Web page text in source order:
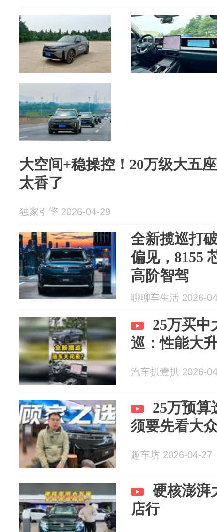
大空间+稳操控！20万级大五
太香了
独家引擎 2026-04-29
全新揽巡打
偏见，8155
高阶智驾
聊聊车生活 2026-
25万买中
巡：性能大
汽车扒壹扒 2026-
25万预算
须要先看大
趣车坊 2026-04-27
硬核澎湃
店行